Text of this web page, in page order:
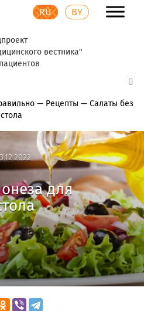
RU BY
вестника"
— Рецепты — Салаты без
для